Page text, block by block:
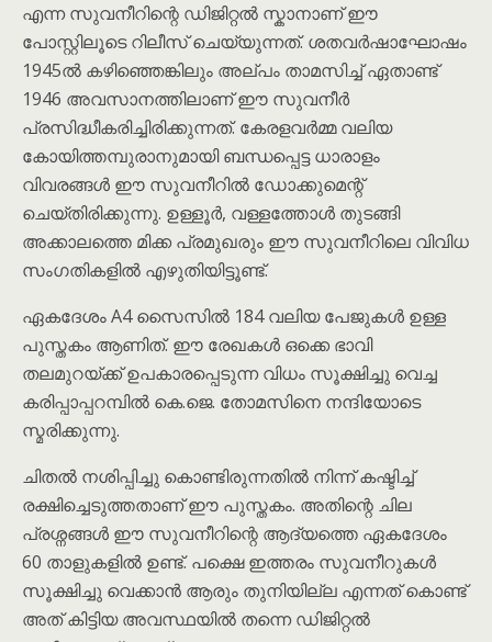
എന്ന സുവനീറിന്റെ ഡിജിറ്റൽ സ്കാനാണ് ഈ
പോസ്റ്റിലൂടെ റിലീസ് ചെയ്യുന്നത്. ശതവർഷാഘോഷം
1945ൽ കഴിഞ്ഞെങ്കിലും അല്പം താമസിച്ച് ഏതാണ്ട്
1946 അവസാനത്തിലാണ് ഈ സുവനീർ
പ്രസിദ്ധീകരിച്ചിരിക്കുന്നത്. കേരളവർമ്മ വലിയ
കോയിത്തമ്പുരാനുമായി ബന്ധപ്പെട്ട ധാരാളം
വിവരങ്ങൾ ഈ സുവനീറിൽ ഡോക്കുമെന്റ്
ചെയ്തിരിക്കുന്നു. ഉള്ളൂർ, വള്ളത്തോൾ തുടങ്ങി
അക്കാലത്തെ മിക്ക പ്രമുഖരും ഈ സുവനീറിലെ വിവിധ
സംഗതികളിൽ എഴുതിയിട്ടൂണ്ട്.
ഏകദേശം A4 സൈസിൽ 184 വലിയ പേജുകൾ ഉള്ള
പുസ്തകം ആണിത്. ഈ രേഖകൾ ഒക്കെ ഭാവി
തലമുറയ്ക്ക് ഉപകാരപ്പെടുന്ന വിധം സൂക്ഷിച്ചു വെച്ച
കരിപ്പാപ്പറമ്പിൽ കെ.ജെ. തോമസിനെ നന്ദിയോടെ
സ്മരിക്കുന്നു.
ചിതൽ നശിപ്പിച്ചു കൊണ്ടിരുന്നതിൽ നിന്ന് കഷ്ടിച്ച്
രക്ഷിച്ചെടുത്തതാണ് ഈ പുസ്തകം. അതിന്റെ ചില
പ്രശ്നങ്ങൾ ഈ സുവനീറിന്റെ ആദ്യത്തെ ഏകദേശം
60 താളുകളിൽ ഉണ്ട്. പക്ഷെ ഇത്തരം സുവനീറുകൾ
സൂക്ഷിച്ചു വെക്കാൻ ആരും തുനിയില്ല എന്നത് കൊണ്ട്
അത് കിട്ടിയ അവസ്ഥയിൽ തന്നെ ഡിജിറ്റൽ